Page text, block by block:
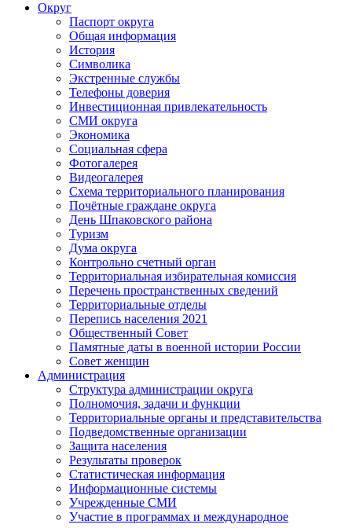
Округ
Паспорт округа
Общая информация
История
Символика
Экстренные службы
Телефоны доверия
Инвестиционная привлекательность
СМИ округа
Экономика
Социальная сфера
Фотогалерея
Видеогалерея
Схема территориального планирования
Почётные граждане округа
День Шпаковского района
Туризм
Дума округа
Контрольно счетный орган
Территориальная избирательная комиссия
Перечень пространственных сведений
Территориальные отделы
Перепись населения 2021
Общественный Совет
Памятные даты в военной истории России
Совет женщин
Администрация
Структура администрации округа
Полномочия, задачи и функции
Территориальные органы и представительства
Подведомственные организации
Защита населения
Результаты проверок
Статистическая информация
Информационные системы
Учрежденные СМИ
Участие в программах и международное